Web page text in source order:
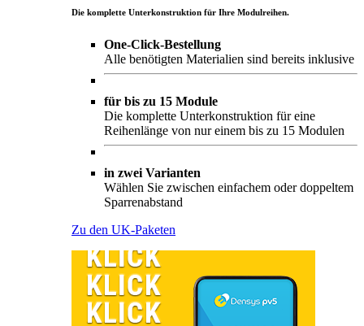
Die komplette Unterkonstruktion für Ihre Modulreihen.
One-Click-Bestellung
Alle benötigten Materialien sind bereits inklusive
für bis zu 15 Module
Die komplette Unterkonstruktion für eine
Reihenlänge von nur einem bis zu 15 Modulen
in zwei Varianten
Wählen Sie zwischen einfachem oder doppeltem
Sparrenabstand
Zu den UK-Paketen